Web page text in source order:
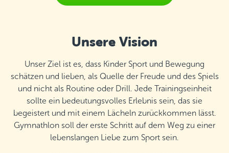
Unsere Vision
Unser Ziel ist es, dass Kinder Sport und Bewegung
schätzen und lieben, als Quelle der Freude und des Spiels
und nicht als Routine oder Drill. Jede Trainingseinheit
sollte ein bedeutungsvolles Erlebnis sein, das sie
begeistert und mit einem Lächeln zurückkommen lässt.
Gymnathlon soll der erste Schritt auf dem Weg zu einer
lebenslangen Liebe zum Sport sein.